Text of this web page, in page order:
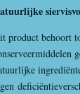
product behoort